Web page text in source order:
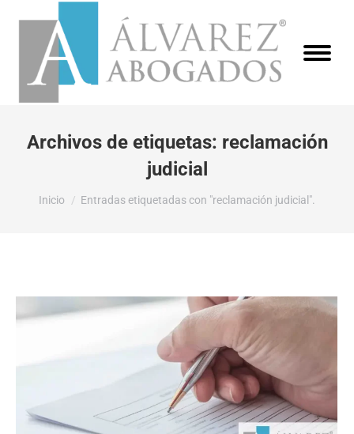
Archivos de etiquetas: reclamación
judicial
Estás aquí:
Inicio Entradas etiquetadas con "reclamación judicial".